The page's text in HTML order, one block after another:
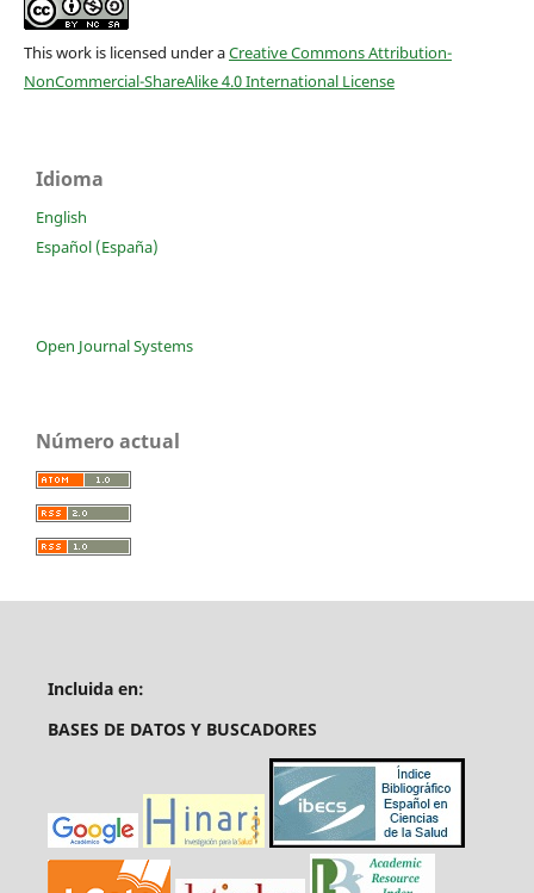
This work is licensed under aCreative Commons Attribution-
NonCommercial-ShareAlike 4.0 International License
Idioma
English
Español (España)
Open Journal Systems
Número actual
Incluida en:
BASES DE DATOS Y BUSCADORES